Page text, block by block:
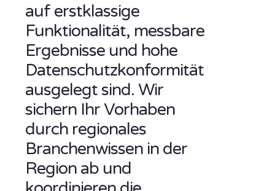
auf erstklassige
Funktionalität, messbare
Ergebnisse und hohe
Datenschutzkonformität
ausgelegt sind. Wir
sichern Ihr Vorhaben
durch regionales
Branchenwissen in der
Region ab und